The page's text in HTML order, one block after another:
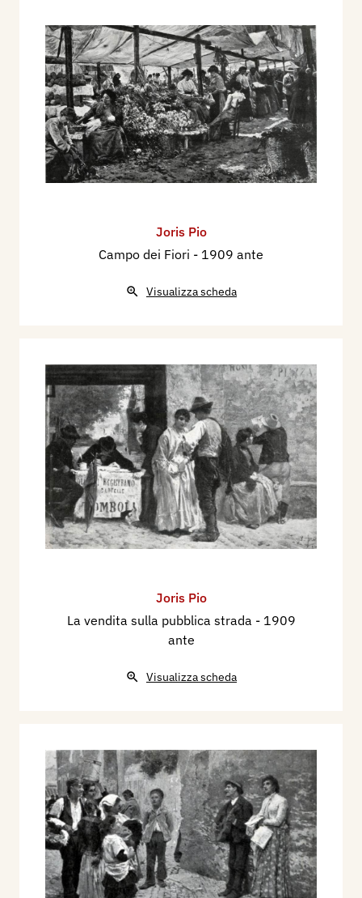
Joris Pio
Campo dei Fiori - 1909 ante
Visualizza scheda
Joris Pio
La vendita sulla pubblica strada - 1909
ante
Visualizza scheda